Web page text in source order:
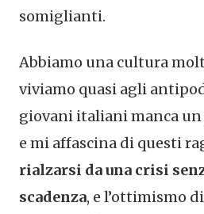
somiglianti.
Abbiamo una cultura
viviamo quasi agli
giovani italiani manca un
e mi affascina di questi
rialzarsi da una crisi
scadenza, e l’ottimismo